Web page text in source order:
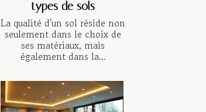
types de sols
La qualité d'un sol réside non
seulement dans le choix de
ses matériaux, mais
également dans la...